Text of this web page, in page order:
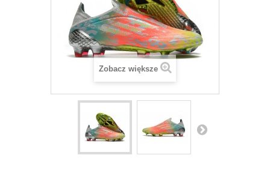
Zobacz większe